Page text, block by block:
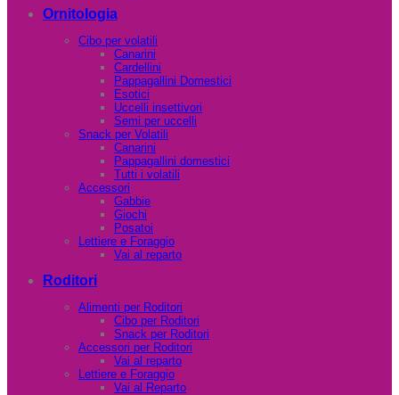
Ornitologia
Cibo per volatili
Canarini
Cardellini
Pappagallini Domestici
Esotici
Uccelli insettivori
Semi per uccelli
Snack per Volatili
Canarini
Pappagallini domestici
Tutti i volatili
Accessori
Gabbie
Giochi
Posatoi
Lettiere e Foraggio
Vai al reparto
Roditori
Alimenti per Roditori
Cibo per Roditori
Snack per Roditori
Accessori per Roditori
Vai al reparto
Lettiere e Foraggio
Vai al Reparto